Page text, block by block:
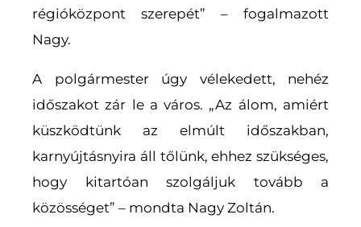
régióközpont szerepét” – fogalmazott
Nagy.
A polgármester úgy vélekedett, nehéz
időszakot zár le a város. „Az álom, amiért
küszködtünk az elmúlt időszakban,
karnyújtásnyira áll tőlünk, ehhez szükséges,
hogy kitartóan szolgáljuk tovább a
közösséget” – mondta Nagy Zoltán.